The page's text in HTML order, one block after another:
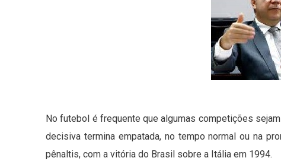
No futebol é frequente que algumas competições
decisiva termina empatada, no tempo normal ou na
pênaltis, com a vitória do Brasil sobre a Itália em 1994.